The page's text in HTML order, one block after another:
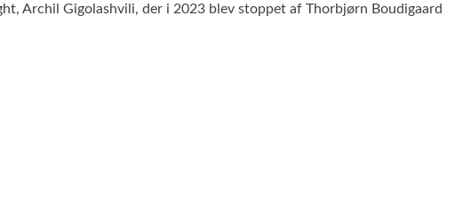
Archil Gigolashvili, der i 2023 blev stoppet af Thorbjørn Boudigaard